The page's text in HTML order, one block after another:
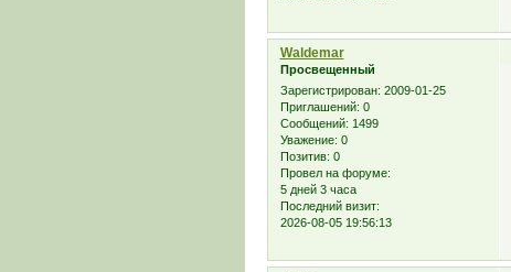
Waldemar
Просвещенный
Зарегистрирован: 2009-01-25
Приглашений: 0
Сообщений: 1499
Уважение: 0
Позитив: 0
Провел на форуме:
5 дней 3 часа
Последний визит:
2026-08-05 19:56:13